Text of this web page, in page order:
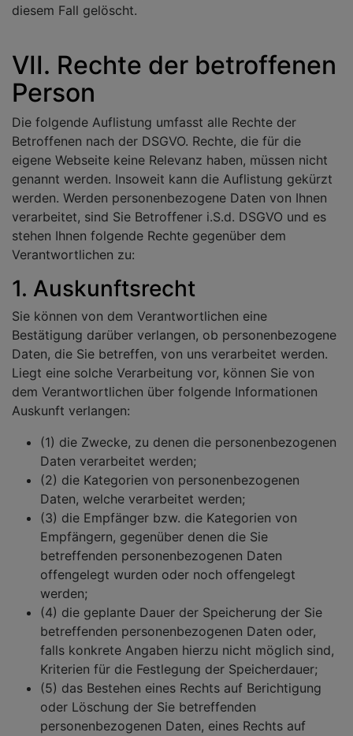
diesem Fall gelöscht.
VII. Rechte der betroffenen
Person
Die folgende Auflistung umfasst alle Rechte der
Betroffenen nach der DSGVO. Rechte, die für die
eigene Webseite keine Relevanz haben, müssen nicht
genannt werden. Insoweit kann die Auflistung gekürzt
werden. Werden personenbezogene Daten von Ihnen
verarbeitet, sind Sie Betroffener i.S.d. DSGVO und es
stehen Ihnen folgende Rechte gegenüber dem
Verantwortlichen zu:
1. Auskunftsrecht
Sie können von dem Verantwortlichen eine
Bestätigung darüber verlangen, ob personenbezogene
Daten, die Sie betreffen, von uns verarbeitet werden.
Liegt eine solche Verarbeitung vor, können Sie von
dem Verantwortlichen über folgende Informationen
Auskunft verlangen:
(1) die Zwecke, zu denen die personenbezogenen
Daten verarbeitet werden;
(2) die Kategorien von personenbezogenen
Daten, welche verarbeitet werden;
(3) die Empfänger bzw. die Kategorien von
Empfängern, gegenüber denen die Sie
betreffenden personenbezogenen Daten
offengelegt wurden oder noch offengelegt
werden;
(4) die geplante Dauer der Speicherung der Sie
betreffenden personenbezogenen Daten oder,
falls konkrete Angaben hierzu nicht möglich sind,
Kriterien für die Festlegung der Speicherdauer;
(5) das Bestehen eines Rechts auf Berichtigung
oder Löschung der Sie betreffenden
personenbezogenen Daten, eines Rechts auf